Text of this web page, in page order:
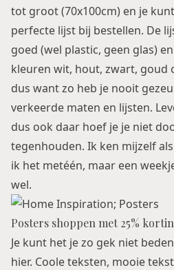
tot groot (70x100cm) en je
perfecte lijst bij bestellen. De
goed (wel plastic, geen glas)
kleuren wit, hout, zwart, goud
dus want zo heb je nooit
verkeerde maten en lijsten.
dus ook daar hoef je je niet
tegenhouden. Ik ken mijzelf
ik het metéén, maar een
wel.
Posters shoppen met 25%
Je kunt het je zo gek niet
hier. Coole teksten, mooie